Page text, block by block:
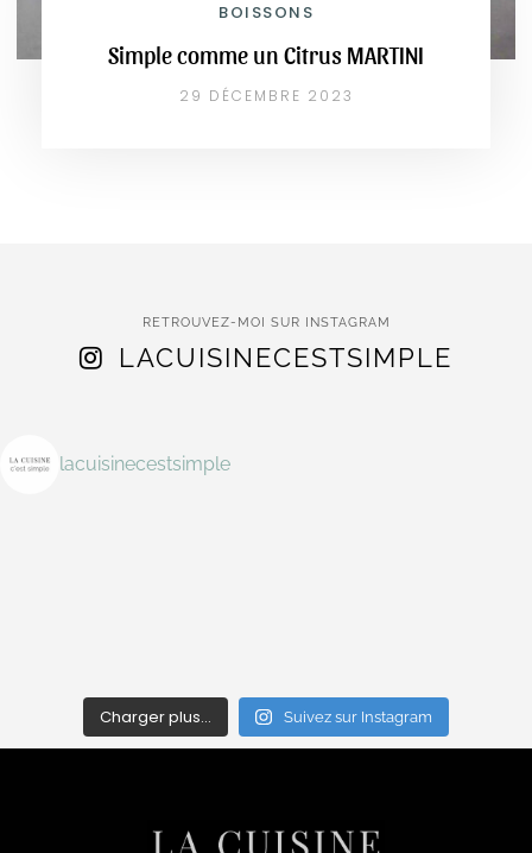
BOISSONS
Simple comme un Citrus MARTINI
29 DÉCEMBRE 2023
RETROUVEZ-MOI SUR INSTAGRAM
LACUISINECESTSIMPLE
lacuisinecestsimple
Charger plus… Suivez sur Instagram